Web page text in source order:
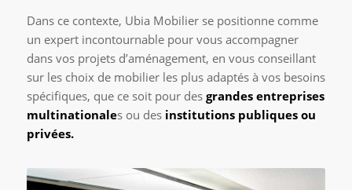
Dans ce contexte, Ubia Mobilier se positionne comme
un expert incontournable pour vous accompagner
dans vos projets d’aménagement, en vous conseillant
sur les choix de mobilier les plus adaptés à vos besoins
spécifiques, que ce soit pour des grandes entreprises
multinationales ou des institutions publiques ou
privées.